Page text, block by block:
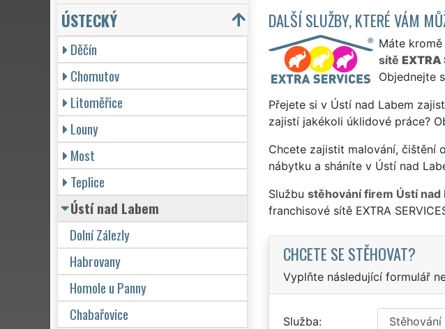
DALŠÍ SLUŽBY, KTERÉ VÁM
Máte
sítě EXTRA
Objednejte
Přejete si v Ústí nad Labem
zajistí jakékoli úklidové práce?
Chcete zajistit malování, čištění
nábytku a sháníte v Ústí nad
Službu stěhování firem Ústí nad
franchisové sítě EXTRA
CHCETE SE STĚHOVAT?
Vyplňte následující formulář
Služba
ÚSTECKÝ
Děčín
Chomutov
Litoměřice
Louny
Most
Teplice
Ústí nad Labem
Dolní Zálezly
Habrovany
Homole u Panny
Chabařovice